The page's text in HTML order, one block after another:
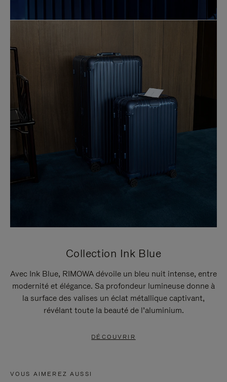
Collection Ink Blue
Avec Ink Blue, RIMOWA dévoile un bleu nuit intense, entre
modernité et élégance. Sa profondeur lumineuse donne à
la surface des valises un éclat métallique captivant,
révélant toute la beauté de l’aluminium.
DÉCOUVRIR
VOUS AIMEREZ AUSSI